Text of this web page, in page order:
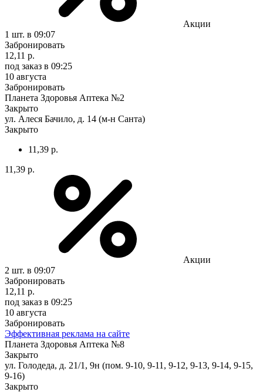
Акции
1 шт. в 09:07
Забронировать
12,11 р.
под заказ в 09:25
10 августа
Забронировать
Планета Здоровья Аптека №2
Закрыто
ул. Алеся Бачило, д. 14 (м-н Санта)
Закрыто
11,39 р.
11,39 р.
Акции
2 шт. в 09:07
Забронировать
12,11 р.
под заказ в 09:25
10 августа
Забронировать
Эффективная реклама на сайте
Планета Здоровья Аптека №8
Закрыто
ул. Голодеда, д. 21/1, 9н (пом. 9-10, 9-11, 9-12, 9-13, 9-14, 9-15,
9-16)
Закрыто